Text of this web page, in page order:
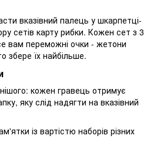
вказівний палець у шкарпетці-
сетів карту рибки. Кожен сет з 3
вам переможні очки - жетони
збере їх найбільше.
кожен гравець отримує
яку слід надягти на вказівний
із вартістю наборів різних